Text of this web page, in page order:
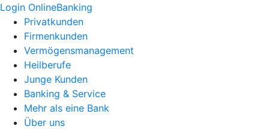
Login OnlineBanking
Privatkunden
Firmenkunden
Vermögensmanagement
Heilberufe
Junge Kunden
Banking & Service
Mehr als eine Bank
Über uns